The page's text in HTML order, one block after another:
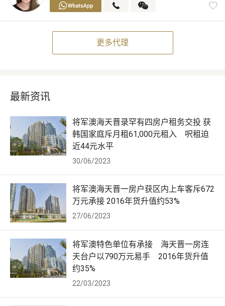
更多代理
最新资讯
将军澳海天晋录罕有四房户租务交投 获
韩国家庭斥月租61,000元租入 呎租迫
近44元水平
30/06/2023
将军澳海天晋一房户获区内上车客斥672
万元承接 2016年货升值约53%
27/06/2023
将军澳特色单位有承接 海天晋一房连
天台户以790万元易手 2016年货升值
约35%
22/03/2023